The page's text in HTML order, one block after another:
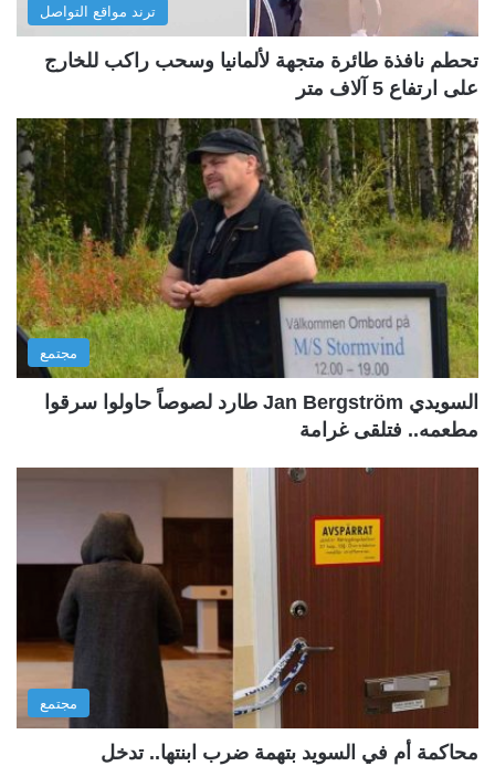
ترند مواقع التواصل
تحطم نافذة طائرة متجهة لألمانيا وسحب راكب للخارج
على ارتفاع 5 آلاف متر
مجتمع
السويدي Jan Bergström طارد لصوصاً حاولوا سرقوا
مطعمه.. فتلقى غرامة
مجتمع
محاكمة أم في السويد بتهمة ضرب ابنتها.. تدخل